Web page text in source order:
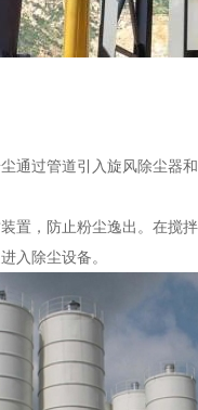
过管道引入旋风除尘
，防止粉尘逸出。在搅
入除尘设备。